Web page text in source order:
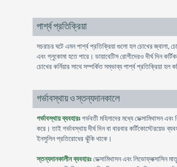
পার্শ্ব প্রতিক্রিয়া
সচরাচর ঘটে এমন পার্শ্ব প্রতিক্রিয়া গুলো হল চোখের জ্বালা,
এবং গ্লুকোমা হতে পারে। ডায়াবেটিস রোগীদেরও দীর্ঘ দিন
চোখের কর্নিয়ার সাথে সম্পর্কিত সম্ভাব্য পার্শ্ব প্রতিক্রিয়া হল
গর্ভাবস্থায় ও স্তন্যদানকালে
গর্ভাবস্থায় ব্যবহারঃগর্ভবতী মহিলাদের মধ্যে ডেক্সামিথাসন
করে। তাই গর্ভাবস্থায় দীর্ঘ দিন বা বারবার
ইনসুলিন প্রতিরোধের ঝুঁকি থাকে।
স্তন্যদানকালীন ব্যবহারঃডেক্সামিথাসন এবং লিভোফ্লক্সাসিন